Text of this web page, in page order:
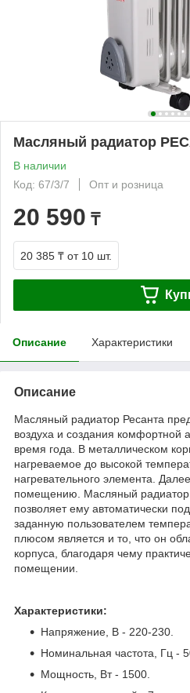
Масляный радиатор
В наличии
Код: 67/3/7
Опт и розница
20 590 ₸
20 385 ₸ от 10 шт.
Описание Характеристики
Описание
Масляный радиатор Ресанта
воздуха и создания комфортной
время года. В металлическом
нагреваемое до высокой
нагревательного элемента.
помещению. Масляный радиатор
позволяет ему автоматически
заданную пользователем
плюсом является и то, что он
корпуса, благодаря чему
помещении.
Характеристики:
Напряжение, В - 220-230.
Номинальная частота, Гц -
Мощность, Вт - 1500.